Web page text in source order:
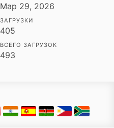
Мар 29, 2026
ЗАГРУЗКИ
405
ВСЕГО ЗАГРУЗОК
493